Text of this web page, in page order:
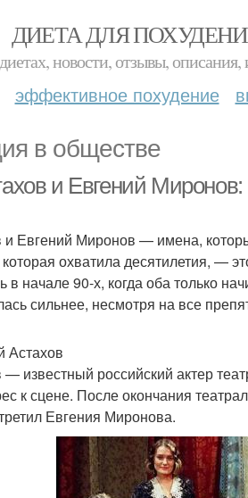
ДИЕТА ДЛЯ
новости, отзывы,
эффективное похудение
в обществе
и Евгений
и Евгений Миронов — имена,
охватила десятилетия, —
в начале 90-х, когда оба только
сильнее, несмотря на все
Астахов
известный российский актер
к сцене. После окончания
Евгения Миронова.